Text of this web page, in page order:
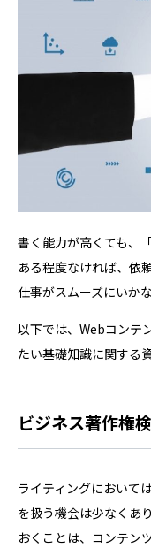
書く能力が高くても、
ある程度なければ、依
仕事がスムーズにいか
以下では、Webコンテ
たい基礎知識に関する
ビジネス著作権
ライティングにおいて
を扱う機会は少なくあ
おくことは、コンテン